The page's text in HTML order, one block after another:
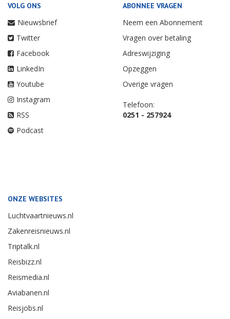
VOLG ONS
Nieuwsbrief
Twitter
Facebook
LinkedIn
Youtube
Instagram
RSS
Podcast
ABONNEE VRAGEN
Neem een Abonnement
Vragen over betaling
Adreswijziging
Opzeggen
Overige vragen
Telefoon:
0251 - 257924
ONZE WEBSITES
Luchtvaartnieuws.nl
Zakenreisnieuws.nl
Triptalk.nl
Reisbizz.nl
Reismedia.nl
Aviabanen.nl
Reisjobs.nl